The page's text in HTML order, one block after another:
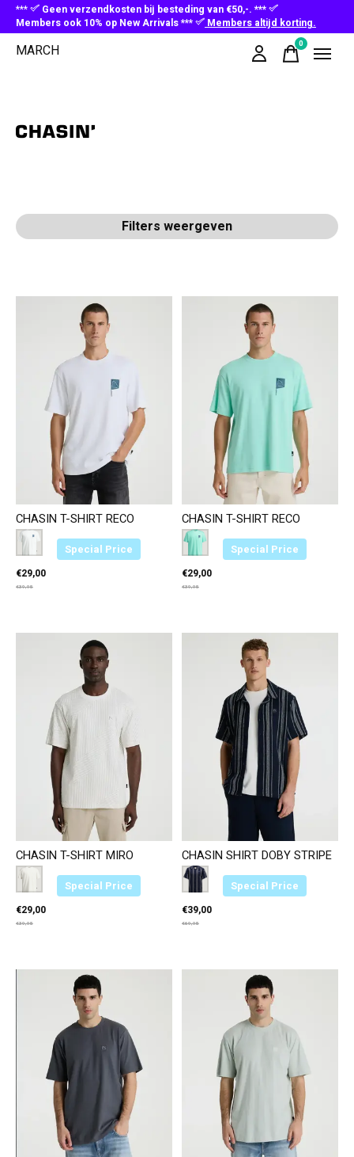
***
Geen verzendkosten bij besteding van €50,-. ***
Members ook 10% op New Arrivals ***
Members altijd korting.
MARCH 0items
CHASIN
Filters weergeven
Special Price
CHASIN T-SHIRT RECO
Color: — Wit E10
Wit E10
€29,00
€39,95
Special Price
CHASIN T-SHIRT RECO
Color: — Blauw E62
Blauw E62
€29,00
€39,95
Special Price
CHASIN T-SHIRT MIRO
Color: — Wit E11
Wit E11
€29,00
€39,95
Special Price
CHASIN SHIRT DOBY STRIPE
Color: — Donkergrijs E83
Donkergrijs E83
€39,00
€69,95